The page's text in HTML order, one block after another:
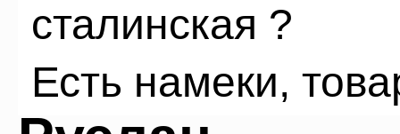
сталинская ?
Есть намеки,